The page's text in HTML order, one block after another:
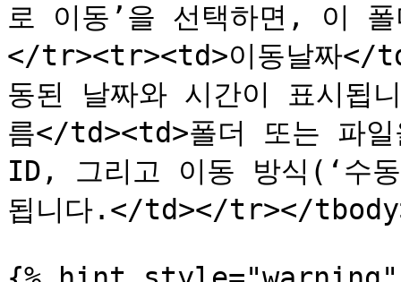
로 이동’을 선택하면, 이
</tr><tr><td>이동날짜</
동된 날짜와 시간이 표시
름</td><td>폴더 또는 파일
ID, 그리고 이동 방식(‘수
됩니다.</td></tr></